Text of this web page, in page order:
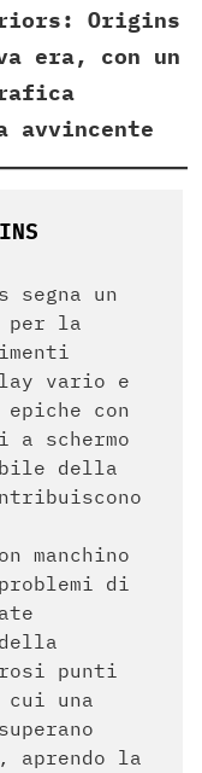
Origins
era, con un
avvincente
segna un
per la
vario e
con
a schermo
della
manchino
di
punti
una
aprendo la